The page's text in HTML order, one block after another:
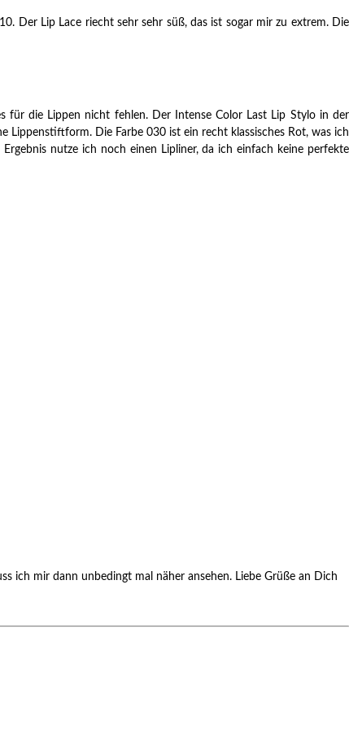
Der Lip Lace riecht sehr sehr süß, das ist sogar mir zu extrem. Die
für die Lippen nicht fehlen. Der Intense Color Last Lip Stylo in der
Lippenstiftform. Die Farbe 030 ist ein recht klassisches Rot, was ich
nutze ich noch einen Lipliner, da ich einfach keine perfekte
ich mir dann unbedingt mal näher ansehen. Liebe Grüße an Dich